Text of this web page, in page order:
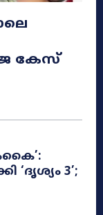
കേസ്
‘ദൃശ്യം 3’;